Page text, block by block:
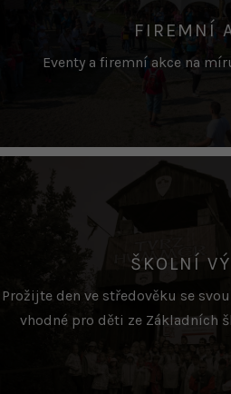
FIREMNÍ
Eventy a firemní akce na
ŠKOLNÍ
Prožijte den ve středověku se
vhodné pro děti ze Základních